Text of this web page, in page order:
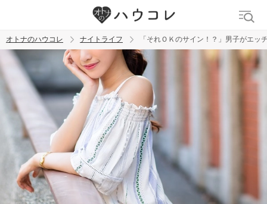
トレンド ワード
ラブグッズ 吸うやつ
オトナのハウコレ ナイトライフ 「それＯＫのサイン！？」男子がエッ